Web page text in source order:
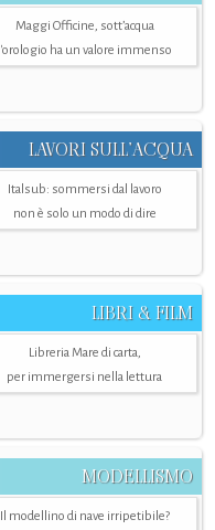
Maggi Officine, sott’acqua
l'orologio ha un valore immenso
LAVORI SULL’ACQUA
Italsub: sommersi dal lavoro
non è solo un modo di dire
LIBRI & FILM
Libreria Mare di carta,
per immergersi nella lettura
MODELLISMO
Il modellino di nave irripetibile?